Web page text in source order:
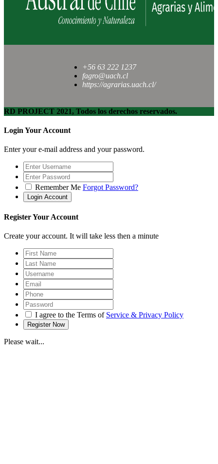
+56 63 222 1237
fagro@uach.cl
https://agrarias.uach.cl/
RD PROJECT 2021, Todos los derechos reservados.
Login Your Account
Enter your e-mail address and your password.
Remember Me Forgot Password?
Register Your Account
Create your account. It will take less then a minute
I agree to the Terms of Service & Privacy Policy
Please wait...